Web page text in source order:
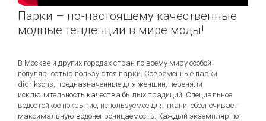
Парки – по-настоящему качественные
модные тенденции в мире моды!
В Москве и других городах стран по всему миру особой
популярностью пользуются парки. Современные парки
didriksons, предназначенные для женщин, переняли
исключительность качества былых традиций. Специальное
водостойкое покрытие, используемое для ткани, обеспечивает
максимальную водонепроницаемость. Каждый экземпляр по-